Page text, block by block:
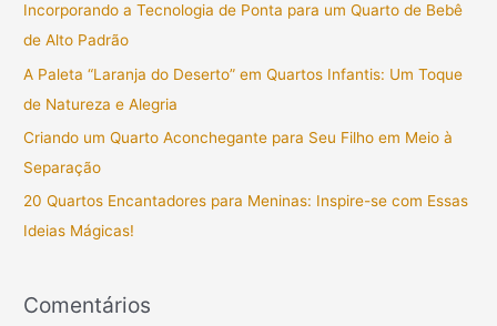
r
p
o
r
:
Incorporando a Tecnologia de Ponta para um Quarto de Bebê
de Alto Padrão
A Paleta “Laranja do Deserto” em Quartos Infantis: Um Toque
de Natureza e Alegria
Criando um Quarto Aconchegante para Seu Filho em Meio à
Separação
20 Quartos Encantadores para Meninas: Inspire-se com Essas
Ideias Mágicas!
Comentários